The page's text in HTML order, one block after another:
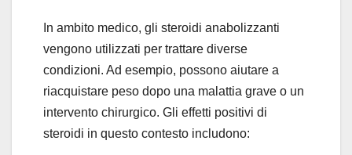
In ambito medico, gli steroidi anabolizzanti
vengono utilizzati per trattare diverse
condizioni. Ad esempio, possono aiutare a
riacquistare peso dopo una malattia grave o un
intervento chirurgico. Gli effetti positivi di
steroidi in questo contesto includono: